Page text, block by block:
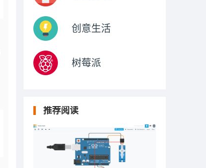
创意生活
树莓派
推荐阅读